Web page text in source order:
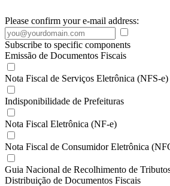
Please confirm your e-mail address:
Subscribe to specific components
Emissão de Documentos Fiscais
Nota Fiscal de Serviços Eletrônica (NFS-e)
Indisponibilidade de Prefeituras
Nota Fiscal Eletrônica (NF-e)
Nota Fiscal de Consumidor Eletrônica
Guia Nacional de Recolhimento de
Distribuição de Documentos Fiscais